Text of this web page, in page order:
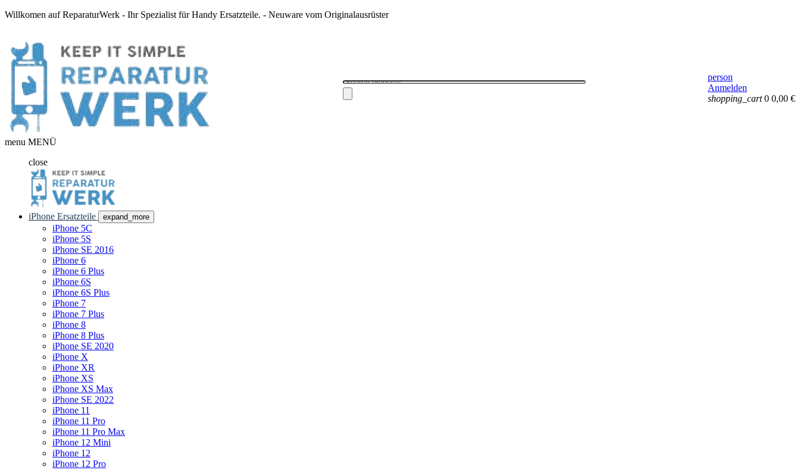
Willkomen auf ReparaturWerk - Ihr Spezialist für Handy Ersatzteile. - Neuware vom Originalausrüster
person
Anmelden
shopping_cart 0 0,00 €
menu MENÜ
close
iPhone Ersatzteile expand_more
iPhone 5C
iPhone 5S
iPhone SE 2016
iPhone 6
iPhone 6 Plus
iPhone 6S
iPhone 6S Plus
iPhone 7
iPhone 7 Plus
iPhone 8
iPhone 8 Plus
iPhone SE 2020
iPhone X
iPhone XR
iPhone XS
iPhone XS Max
iPhone SE 2022
iPhone 11
iPhone 11 Pro
iPhone 11 Pro Max
iPhone 12 Mini
iPhone 12
iPhone 12 Pro